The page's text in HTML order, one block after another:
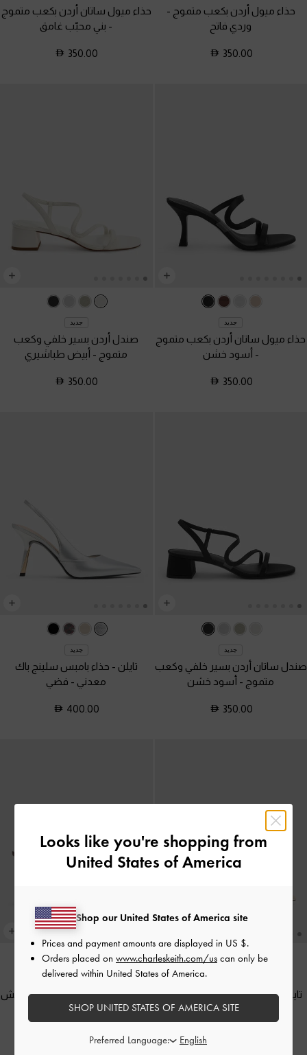
حذاء ميول أردن بكعب متموج -
وردي فاتح
350.00
حذاء ميول ساتان أردن بكعب متموج
- بني محبّب غامق
350.00
جديد
حذاء ميول ساتان أردن بكعب متموج
- أسود خشن
350.00
جديد
صندل أردن بسير خلفي وكعب
متموج - أبيض طباشيري
350.00
جديد
صندل ساتان أردن بسير خلفي وكعب
متموج - أسود خشن
350.00
جديد
تايلن - حذاء بامبس سلينج باك
معدني - فضي
400.00
تايلن - حذاء بامبس سلينج باك-بيج
400.00
جديد
تايلن - حذاء بامبس سلينج باك بنقش
الفهد -برغندي حيواني
400.00
Looks like you're shopping from
United States of America
Shop our United States of America site
Prices and payment amounts are displayed in US $.
Orders placed on www.charleskeith.com/us can only be
delivered within United States of America.
SHOP UNITED STATES OF AMERICA SITE
Preferred Language: